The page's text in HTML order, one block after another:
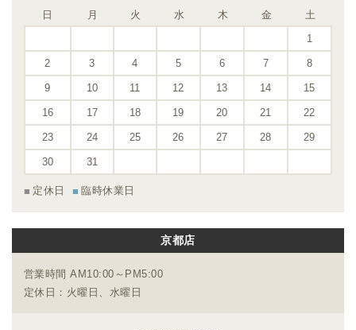
日
月 火 水 木 金
土
1
2 3 4 5 6 7 8
9 10 11 12 13 14 15
16 17 18 19 20 21 22
23 24 25 26 27 28 29
30 31
定休日 臨時休業日
京都店
営業時間 AM10:00～PM5:00
定休日：火曜日、水曜日